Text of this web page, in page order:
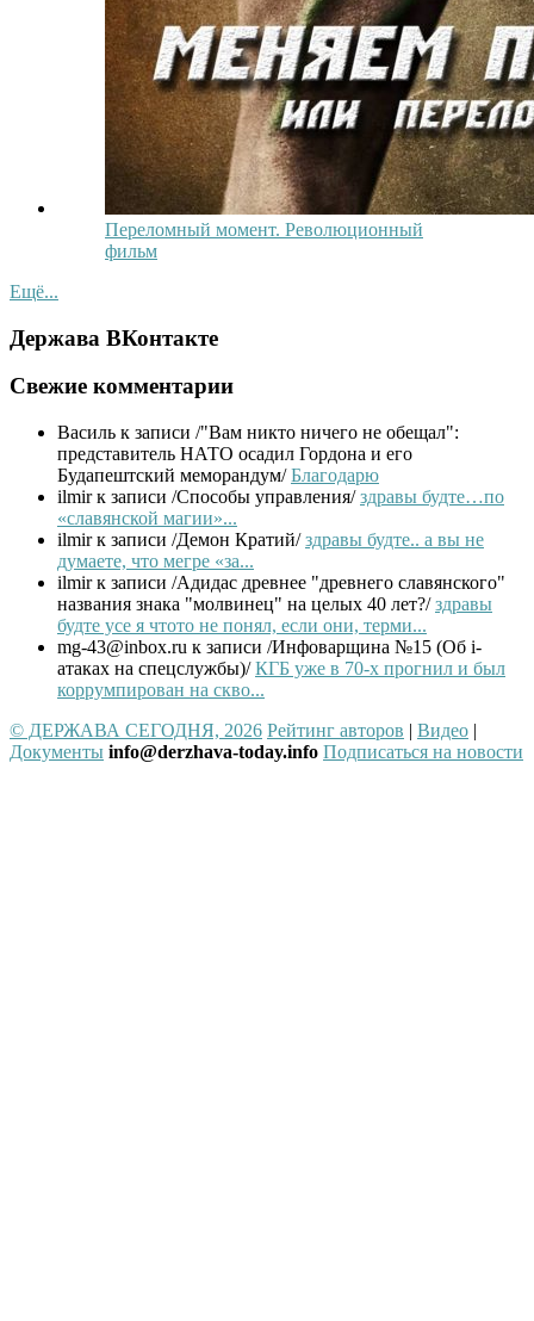
Переломный момент. Революционный
фильм
Ещё...
Держава ВКонтакте
Свежие комментарии
Василь к записи /"Вам никто ничего не обещал":
представитель НАТО осадил Гордона и его
Будапештский меморандум/Благодарю
ilmirк записи /Способы управления/здравы будте…по
«славянской магии»...
ilmirк записи /Демон Кратий/здравы будте.. а вы не
думаете, что мегре «за...
ilmirк записи /Адидас древнее "древнего славянского"
названия знака "молвинец" на целых 40 лет?/здравы
будте усе я чтото не понял, если они, терми...
mg-43@inbox.ru к записи /Инфоварщина №15 (Об i-
атаках на спецслужбы)/КГБ уже в 70-х прогнил и был
коррумпирован на скво...
© ДЕРЖАВА СЕГОДНЯ, 2026 Рейтинг авторов | Видео |
Документы info@derzhava-today.info Подписаться на новости